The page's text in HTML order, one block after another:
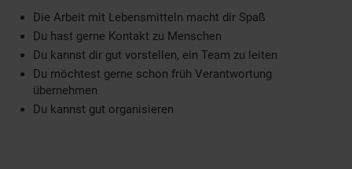
Die Arbeit mit Lebensmitteln macht dir Spaß
Du hast gerne Kontakt zu Menschen
Du kannst dir gut vorstellen, ein Team zu leiten
Du möchtest gerne schon früh Verantwortung
übernehmen
Du kannst gut organisieren